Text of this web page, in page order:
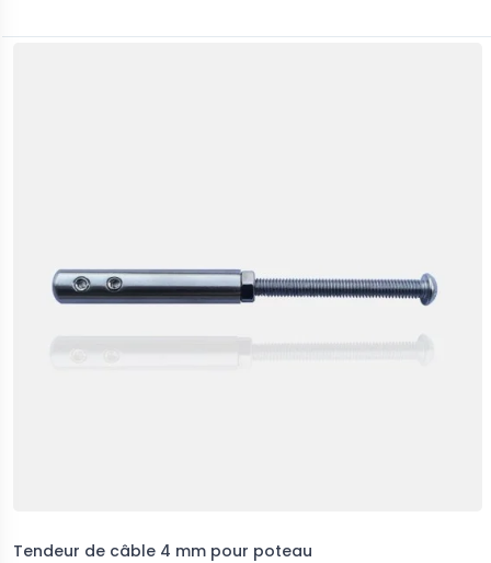
Tendeur de câble 4 mm pour poteau